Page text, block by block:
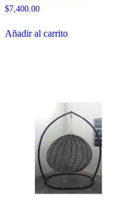
$7,400.00
Añadir al carrito